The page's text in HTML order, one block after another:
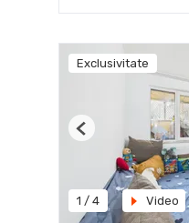
Exclusivitate
1 / 4 Video
Previous